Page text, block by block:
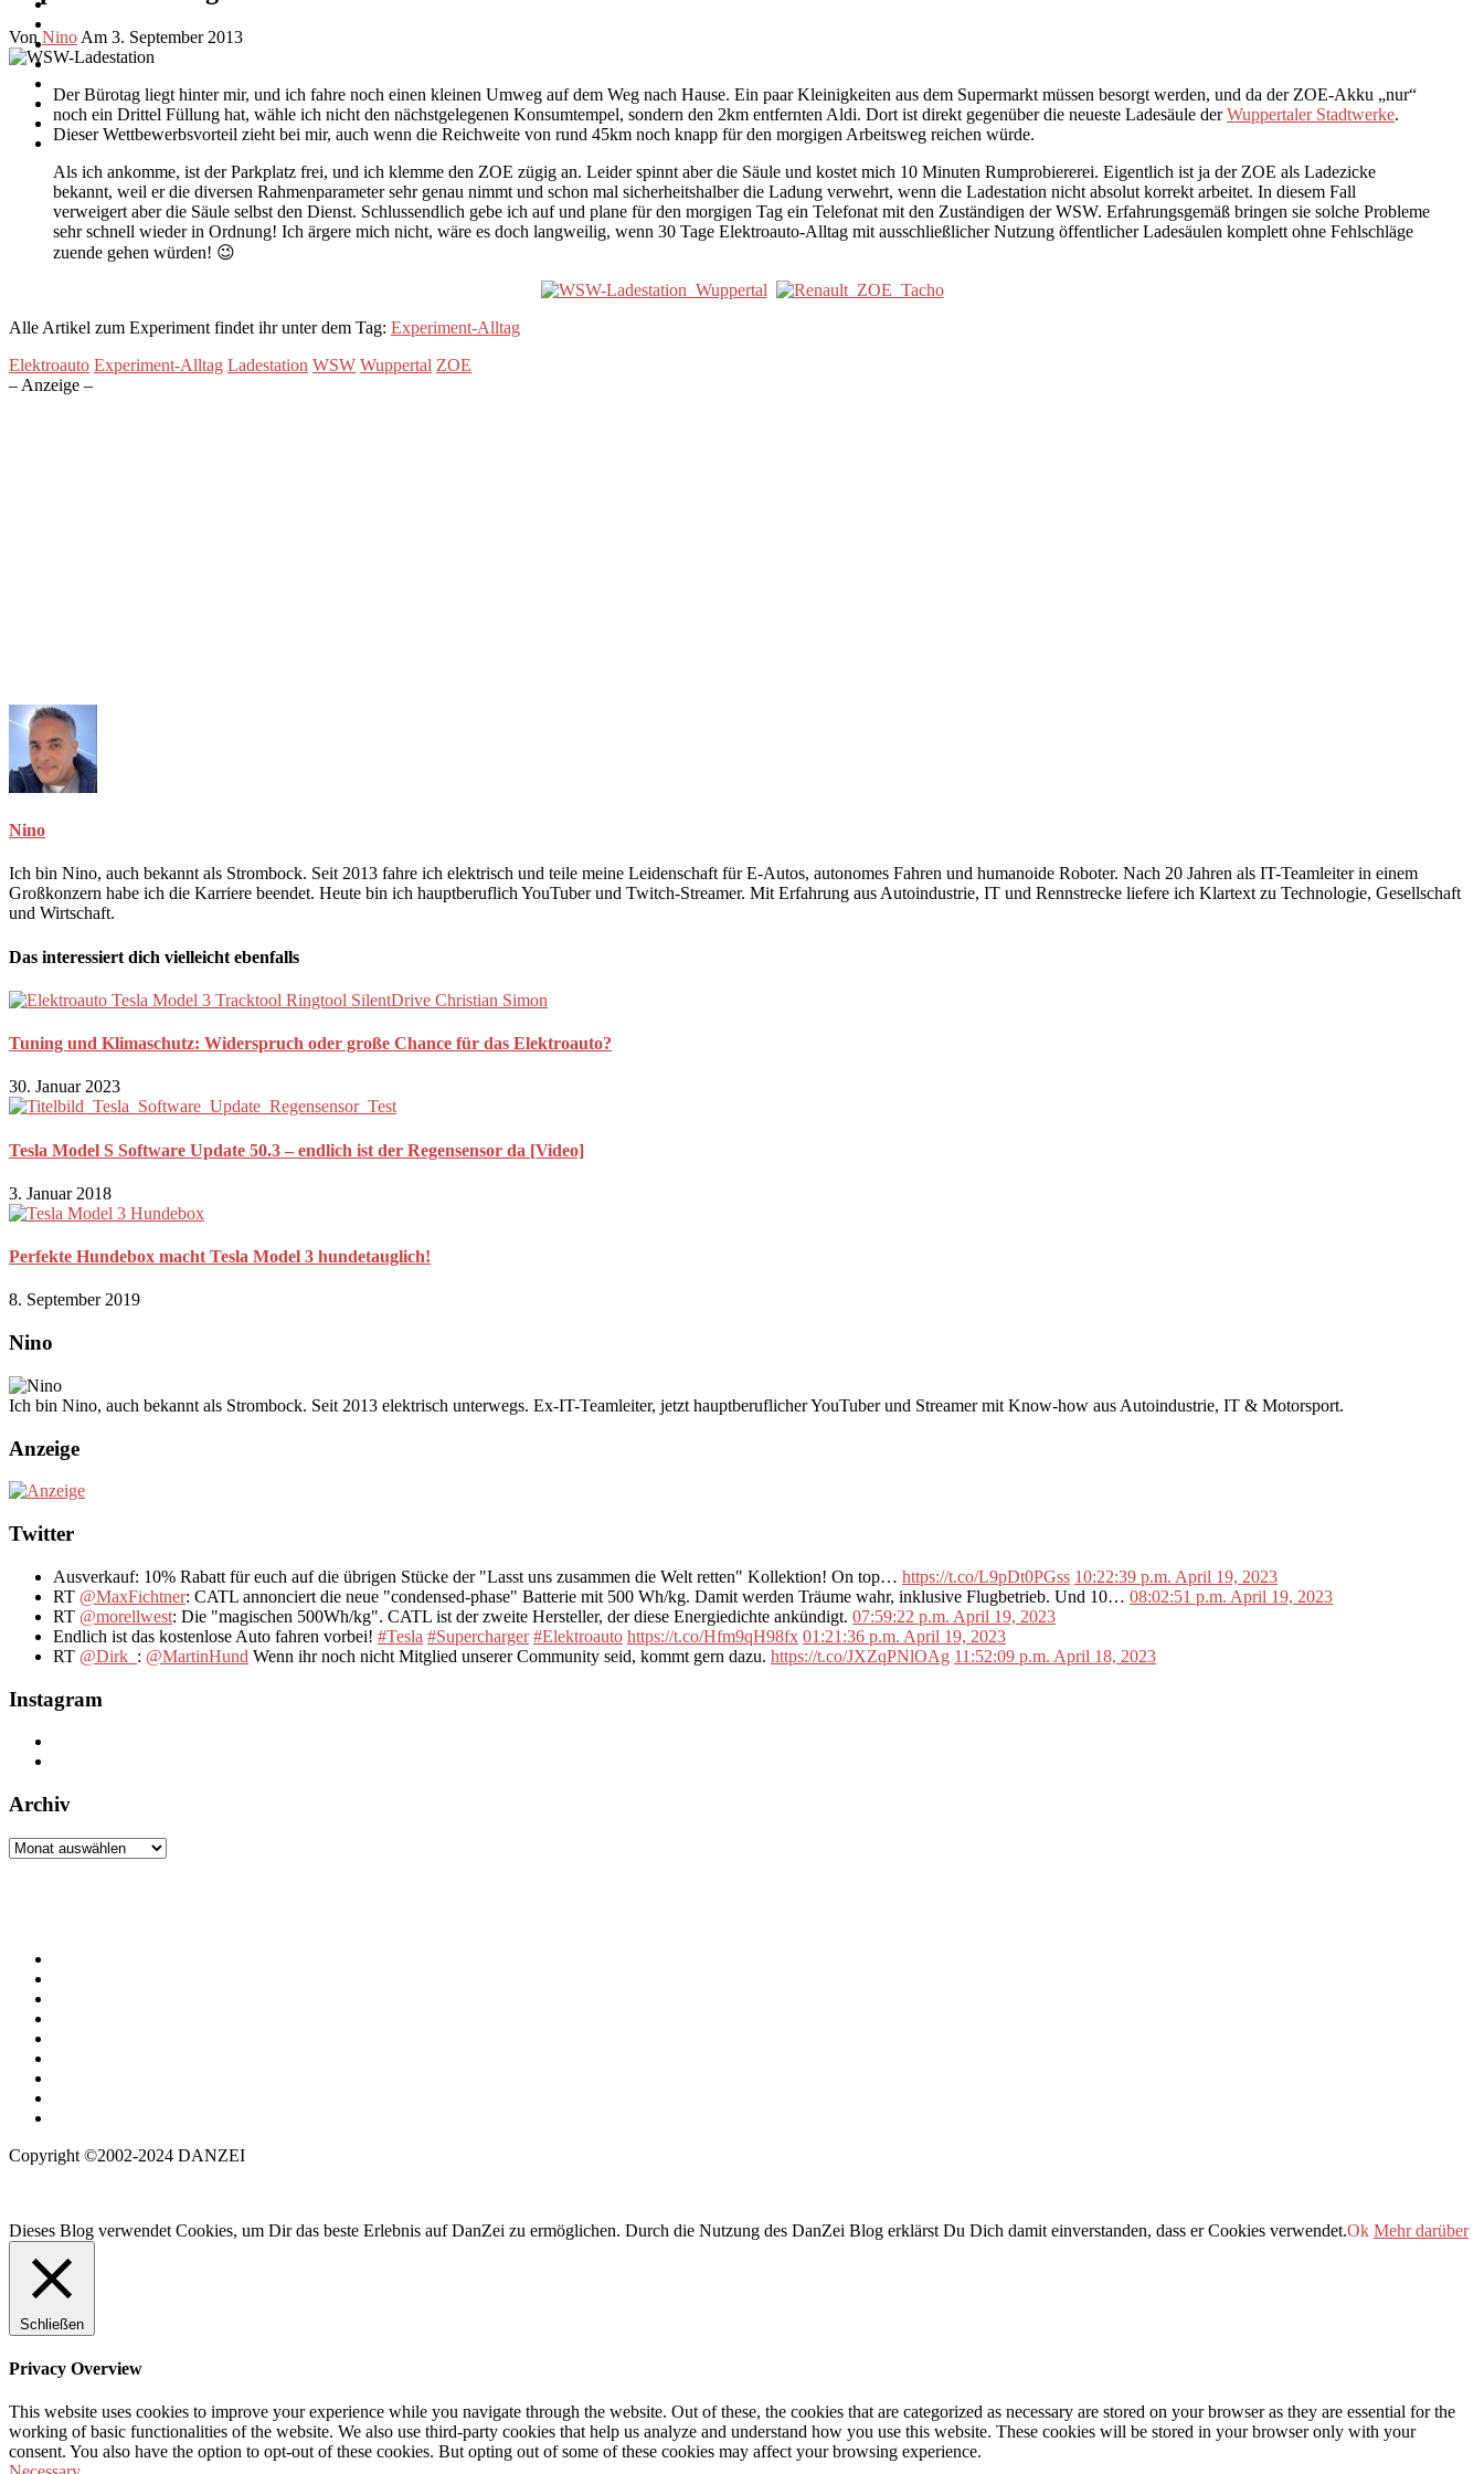
Von Nino Am 3. September 2013
Der Bürotag liegt hinter mir, und ich fahre noch einen kleinen Umweg auf dem Weg nach Hause. Ein paar Kleinigkeiten aus dem Supermarkt müssen besorgt werden, und da der ZOE-Akku „nur“
noch ein Drittel Füllung hat, wähle ich nicht den nächstgelegenen Konsumtempel, sondern den 2km entfernten Aldi. Dort ist direkt gegenüber die neueste Ladesäule derWuppertaler Stadtwerke.
Dieser Wettbewerbsvorteil zieht bei mir, auch wenn die Reichweite von rund 45km noch knapp für den morgigen Arbeitsweg reichen würde.
Als ich ankomme, ist der Parkplatz frei, und ich klemme den ZOE zügig an. Leider spinnt aber die Säule und kostet mich 10 Minuten Rumprobiererei. Eigentlich ist ja der ZOE als Ladezicke
bekannt, weil er die diversen Rahmenparameter sehr genau nimmt und schon mal sicherheitshalber die Ladung verwehrt, wenn die Ladestation nicht absolut korrekt arbeitet. In diesem Fall
verweigert aber die Säule selbst den Dienst. Schlussendlich gebe ich auf und plane für den morgigen Tag ein Telefonat mit den Zuständigen der WSW. Erfahrungsgemäß bringen sie solche Probleme
sehr schnell wieder in Ordnung! Ich ärgere mich nicht, wäre es doch langweilig, wenn 30 Tage Elektroauto-Alltag mit ausschließlicher Nutzung öffentlicher Ladesäulen komplett ohne Fehlschläge
zuende gehen würden! 😉
Alle Artikel zum Experiment findet ihr unter dem Tag: Experiment-Alltag
Elektroauto Experiment-Alltag Ladestation WSW Wuppertal ZOE
– Anzeige –
Nino
Ich bin Nino, auch bekannt als Strombock. Seit 2013 fahre ich elektrisch und teile meine Leidenschaft für E-Autos, autonomes Fahren und humanoide Roboter. Nach 20 Jahren als IT-Teamleiter in einem
Großkonzern habe ich die Karriere beendet. Heute bin ich hauptberuflich YouTuber und Twitch-Streamer. Mit Erfahrung aus Autoindustrie, IT und Rennstrecke liefere ich Klartext zu Technologie, Gesellschaft
und Wirtschaft.
Das interessiert dich vielleicht ebenfalls
Tuning und Klimaschutz: Widerspruch oder große Chance für das Elektroauto?
30. Januar 2023
Tesla Model S Software Update 50.3 – endlich ist der Regensensor da [Video]
3. Januar 2018
Perfekte Hundebox macht Tesla Model 3 hundetauglich!
8. September 2019
Nino
Ich bin Nino, auch bekannt als Strombock. Seit 2013 elektrisch unterwegs. Ex-IT-Teamleiter, jetzt hauptberuflicher YouTuber und Streamer mit Know-how aus Autoindustrie, IT & Motorsport.
Anzeige
Twitter
Ausverkauf: 10% Rabatt für euch auf die übrigen Stücke der "Lasst uns zusammen die Welt retten" Kollektion! On top… https://t.co/L9pDt0PGss 10:22:39 p.m. April 19, 2023
RT @MaxFichtner: CATL annonciert die neue "condensed-phase" Batterie mit 500 Wh/kg. Damit werden Träume wahr, inklusive Flugbetrieb. Und 10… 08:02:51 p.m. April 19, 2023
RT @morellwest: Die "magischen 500Wh/kg". CATL ist der zweite Hersteller, der diese Energiedichte ankündigt. 07:59:22 p.m. April 19, 2023
Endlich ist das kostenlose Auto fahren vorbei! #Tesla #Supercharger #Elektroauto https://t.co/Hfm9qH98fx 01:21:36 p.m. April 19, 2023
RT @Dirk_ : @MartinHund Wenn ihr noch nicht Mitglied unserer Community seid, kommt gern dazu. https://t.co/JXZqPNlOAg 11:52:09 p.m. April 18, 2023
Instagram
Archiv
Archiv
Copyright ©2002-2024 DANZEI
Dieses Blog verwendet Cookies, um Dir das beste Erlebnis auf DanZei zu ermöglichen. Durch die Nutzung des DanZei Blog erklärst Du Dich damit einverstanden, dass er Cookies verwendet.Ok Mehr darüber
Schließen
Privacy Overview
This website uses cookies to improve your experience while you navigate through the website. Out of these, the cookies that are categorized as necessary are stored on your browser as they are essential for the
working of basic functionalities of the website. We also use third-party cookies that help us analyze and understand how you use this website. These cookies will be stored in your browser only with your
consent. You also have the option to opt-out of these cookies. But opting out of some of these cookies may affect your browsing experience.